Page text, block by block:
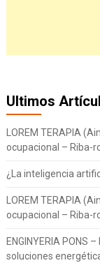
Ultimos
LOREM TERAPIA
ocupacional – Riba-
¿La inteligencia
LOREM TERAPIA
ocupacional – Riba-
ENGINYERIA PONS
soluciones